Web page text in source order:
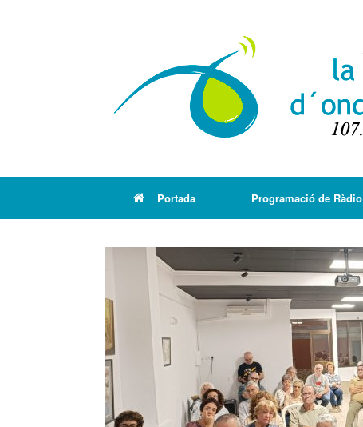
Portada Programació de Ràdio